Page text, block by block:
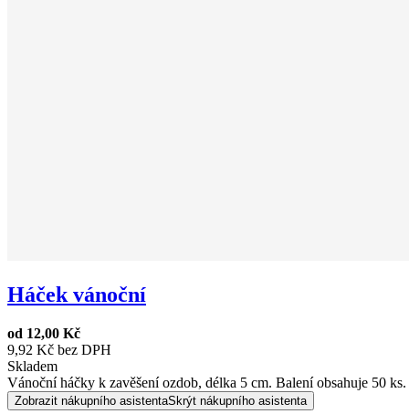
Háček vánoční
od 12,00 Kč
9,92 Kč bez DPH
Skladem
Vánoční háčky k zavěšení ozdob, délka 5 cm. Balení obsahuje 50 ks.
Zobrazit nákupního asistentaSkrýt nákupního asistenta